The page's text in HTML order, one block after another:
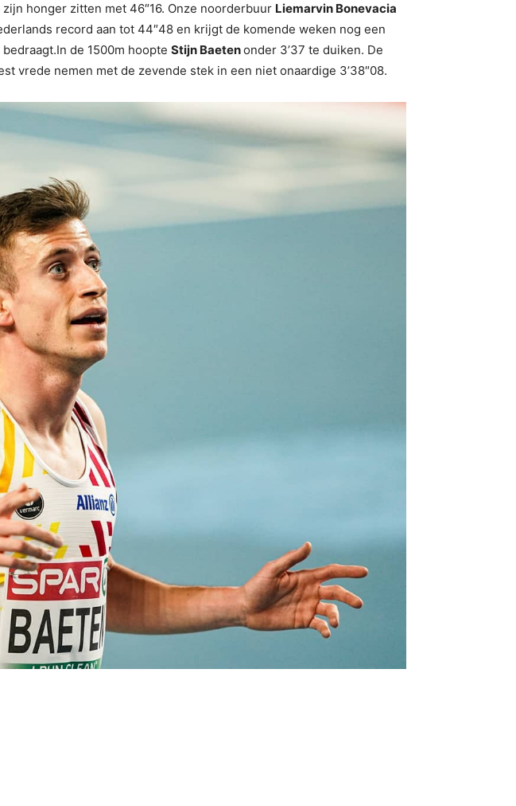
honger zitten met 46″16. Onze noorderbuur Liemarvin Bonevacia
record aan tot 44″48 en krijgt de komende weken nog een
de 1500m hoopte Stijn Baetenonder 3’37 te duiken. De
vrede nemen met de zevende stek in een niet onaardige 3’38″08.